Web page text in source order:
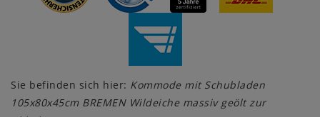
Sie befinden sich hier: Kommode mit Schubladen
105x80x45cm BREMEN Wildeiche massiv geölt zur